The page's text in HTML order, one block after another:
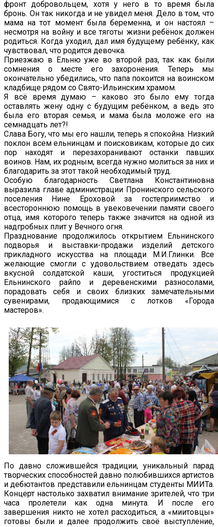
фронт добровольцем, хотя у него в то время была
бронь. Он так никогда и не увидел меня. Дело в том, что
мама на тот момент была беременна, и он настоял –
несмотря на войну и все тяготы жизни ребёнок должен
родиться. Когда уходил, дал имя будущему ребёнку, как
чувствовал, что родится девочка.
Приезжаю в Ельню уже во второй раз, так как были
сомнения о месте его захоронения. Теперь мы
окончательно убедились, что папа покоится на воинском
кладбище рядом со Свято-Ильинским храмом.
Я всё время думаю – каково это было ему тогда
оставлять жену одну с будущим ребёнком, а ведь это
была его вторая семья, и мама была моложе его на
семнадцать лет?!
Слава Богу, что мы его нашли, теперь я спокойна. Низкий
поклон всем ельнинцам и поисковикам, которые до сих
пор находят и перезахоранивают останки павших
воинов. Нам, их родным, всегда нужно молиться за них и
благодарить за этот такой необходимый труд.
Особую благодарность Светлана Константиновна
выразила главе администрации Пронинского сельского
поселения Нине Ероховой за гостеприимство и
всестороннюю помощь в увековечении памяти своего
отца, имя которого теперь также значится на одной из
надгробных плит у Вечного огня.
Празднование продолжилось открытием Ельнинского
подворья и выставки-продажи изделий детского
прикладного искусства на площади М.И.Глинки. Все
желающие смогли с удовольствием отведать здесь
вкусной солдатской каши, угоститься продукцией
Ельнинского райпо и деревенскими разносолами,
порадовать себя и своих близких замечательными
сувенирами, продающимися с лотков «Города
мастеров».
По давно сложившейся традиции, уникальный парад
творческих способностей давно полюбившихся артистов
и дебютантов представили ельнинцам студенты МИИТа.
Концерт настолько захватил внимание зрителей, что три
часа пролетели как одна минута. И после его
завершения никто не хотел расходиться, а «миитовцы»
готовы были и далее продолжить своё выступление,